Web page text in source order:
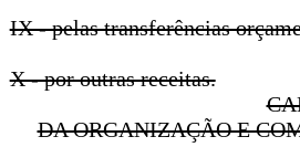
IX - pelas transferências
X - por outras receitas.
DA ORGANIZAÇÃO E